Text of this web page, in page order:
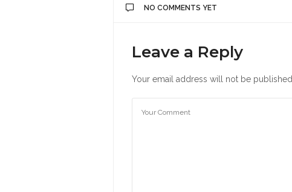
NO COMMENTS YET
Leave a Reply
Your email address will not be published.